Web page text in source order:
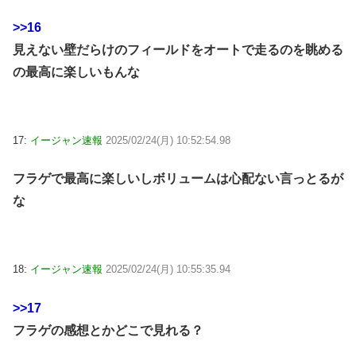
>>16
見えない壁だらけのフィールドをオートで走るのを眺める
の最高に楽しいもんな
17: イージャン速報 2025/02/24(月) 10:52:54.98
フラゲで最高に楽しいしボリュームは心配ない言っとるが
な
18: イージャン速報 2025/02/24(月) 10:55:35.94
>>17
フラゲの感想とかどこで見れる？